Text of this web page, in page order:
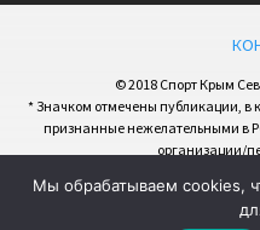
© 2018 Спорт Крым
* Значком отмечены публикации, в
признанные нежелательными в
организации/
Мы обрабатываем cookies,